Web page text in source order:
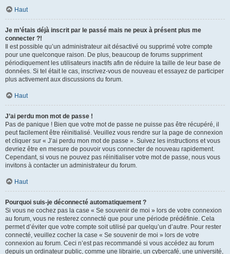
Haut
Je m’étais déjà inscrit par le passé mais ne peux à présent plus me
connecter ?!
Il est possible qu’un administrateur ait désactivé ou supprimé votre compte
pour une quelconque raison. De plus, beaucoup de forums suppriment
périodiquement les utilisateurs inactifs afin de réduire la taille de leur base de
données. Si tel était le cas, inscrivez-vous de nouveau et essayez de participer
plus activement aux discussions du forum.
Haut
J’ai perdu mon mot de passe !
Pas de panique ! Bien que votre mot de passe ne puisse pas être récupéré, il
peut facilement être réinitialisé. Veuillez vous rendre sur la page de connexion
et cliquer sur « J’ai perdu mon mot de passe ». Suivez les instructions et vous
devriez être en mesure de pouvoir vous connecter de nouveau rapidement.
Cependant, si vous ne pouvez pas réinitialiser votre mot de passe, nous vous
invitons à contacter un administrateur du forum.
Haut
Pourquoi suis-je déconnecté automatiquement ?
Si vous ne cochez pas la case « Se souvenir de moi » lors de votre connexion
au forum, vous ne resterez connecté que pour une période prédéfinie. Cela
permet d’éviter que votre compte soit utilisé par quelqu’un d’autre. Pour rester
connecté, veuillez cocher la case « Se souvenir de moi » lors de votre
connexion au forum. Ceci n’est pas recommandé si vous accédez au forum
depuis un ordinateur public, comme une librairie, un cybercafé, une université,